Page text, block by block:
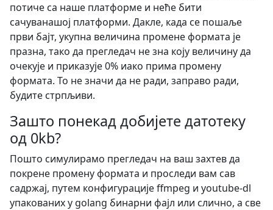
потиче са наше платформе и неће бити
сачуванашој платформи. Дакле, када се пошаље
први бајт, укупна величина промене формата је
празна, тако да прегледач не зна коју величину да
очекује и приказује 0% иако прима промену
формата. То не значи да не ради, заправо ради,
будите стрпљиви.
Зашто понекад добијете датотеку
од 0kb?
Пошто симулирамо прегледач на ваш захтев да
покрене промену формата и проследи вам сав
садржај, путем конфигурације ffmpeg и youtube-dl
упакованих у golang бинарни фајл или слично, а све